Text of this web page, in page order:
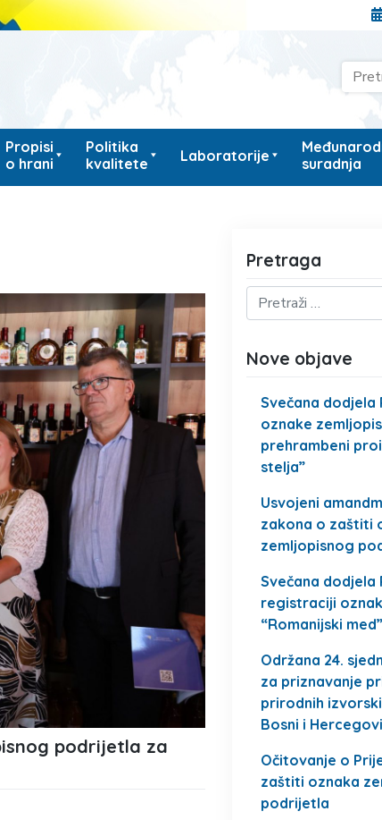
Propisi
o hrani
Politika
kvalitete
Laboratorije
suradnja
podrijetla za
Pretraga
Nove objave
Svečana dodjela
oznake
prehrambeni
stelja”
Usvojeni
zakona o zaštiti
zemljopisnog
Svečana dodjela
registraciji
“Romanijski med”
Održana 24.
za priznavanje
prirodnih
Bosni i
Očitovanje o
zaštiti oznaka
podrijetla